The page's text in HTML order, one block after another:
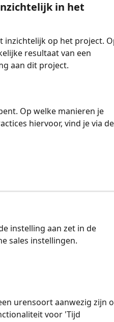
in het
inzichtelijk op het project.
resultaat van een
aan dit project.
Op welke manieren je
hiervoor, vind je via de
instelling aan zet in de
sales instellingen.
urensoort aanwezig zijn
voor 'Tijd